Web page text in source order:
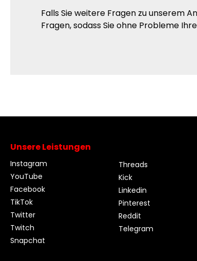
Falls Sie weitere Fragen zu unserem
Fragen, sodass Sie ohne Probleme
Unsere Leistungen
Instagram
YouTube
Facebook
TikTok
Twitter
Twitch
Snapchat
Threads
Kick
Linkedin
Pinterest
Reddit
Telegram